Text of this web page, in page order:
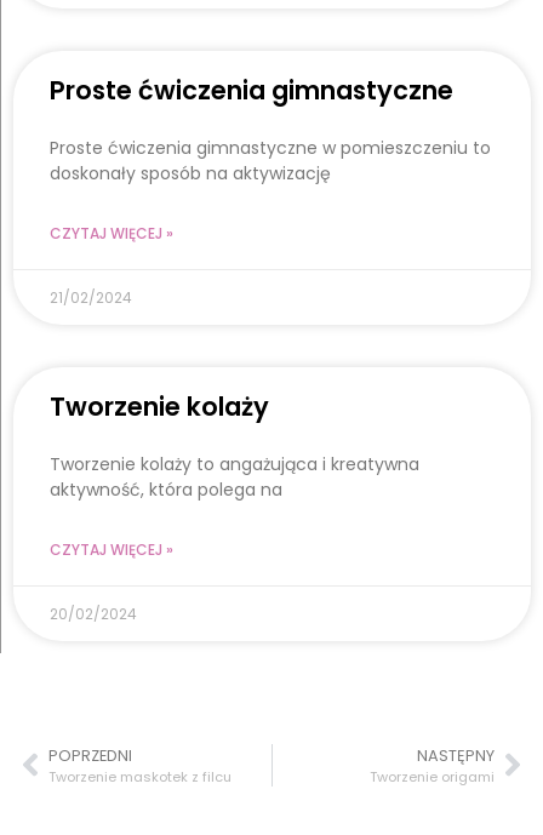
Proste ćwiczenia gimnastyczne
Proste ćwiczenia gimnastyczne w pomieszczeniu to
doskonały sposób na aktywizację
CZYTAJ WIĘCEJ »
21/02/2024
Tworzenie kolaży
Tworzenie kolaży to angażująca i kreatywna
aktywność, która polega na
CZYTAJ WIĘCEJ »
20/02/2024
POPRZEDNI
Tworzenie maskotek z filcu
NASTĘPNY
Tworzenie origami